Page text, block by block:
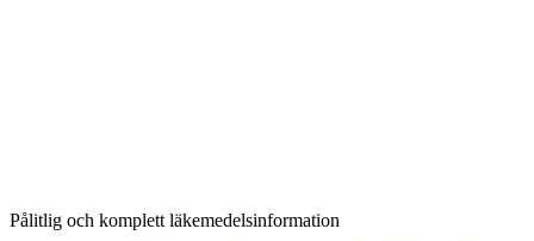
Pålitlig och komplett läkemedelsinformation